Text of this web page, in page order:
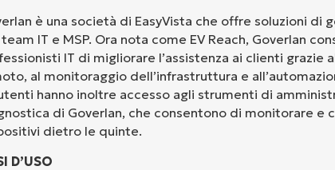
è una società di EasyVista che offre soluzioni di
IT e MSP. Ora nota come EV Reach, Goverlan
IT di migliorare l’assistenza ai clienti grazie
al monitoraggio dell’infrastruttura e
hanno inoltre accesso agli strumenti di
di Goverlan, che consentono di monitorare e
dietro le quinte.
D’USO